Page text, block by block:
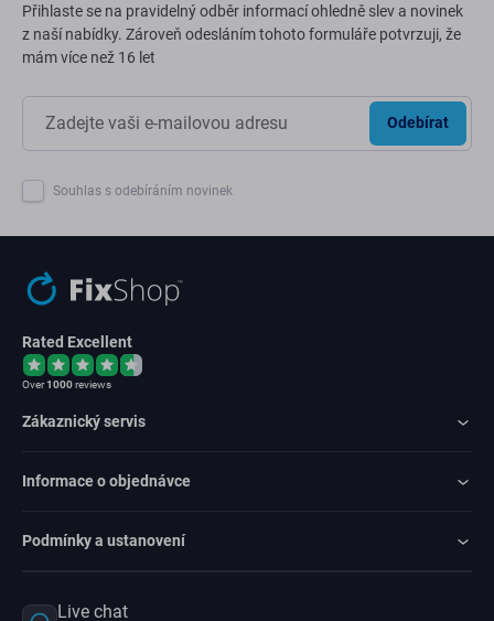
Přihlaste se na pravidelný odběr informací ohledně slev a novinek
z naší nabídky. Zároveň odesláním tohoto formuláře potvrzuji, že
mám více než 16 let
Odebírat
Souhlas s odebíráním novinek
Rated Excellent
Over1000reviews
Zákaznický servis
Informace o objednávce
Podmínky a ustanovení
Live chat